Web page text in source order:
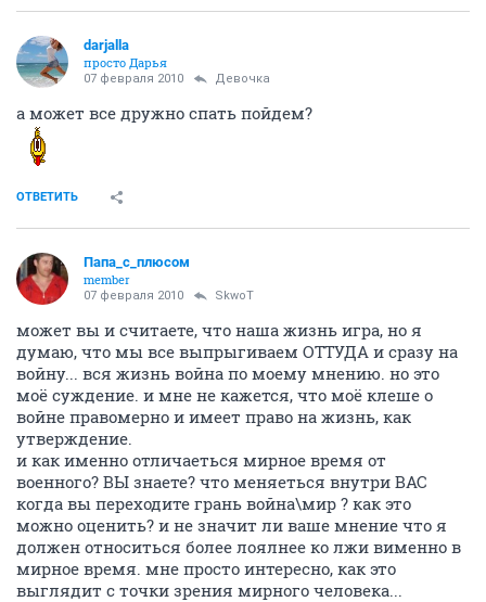
darjalla
просто Дарья
07 февраля 2010 Девочка
а может все дружно спать пойдем?
ОТВЕТИТЬ
Папа_с_плюсом
member
07 февраля 2010 SkwоT
может вы и считаете, что наша жизнь игра, но я
думаю, что мы все выпрыгиваем ОТТУДА и сразу на
войну... вся жизнь война по моему мнению. но это
моё суждение. и мне не кажется, что моё клеше о
войне правомерно и имеет право на жизнь, как
утверждение.
и как именно отличаеться мирное время от
военного? ВЫ знаете? что меняеться внутри ВАС
когда вы переходите грань война\мир ? как это
можно оценить? и не значит ли ваше мнение что я
должен относиться более лоялнее ко лжи вименно в
мирное время. мне просто интересно, как это
выглядит с точки зрения мирного человека...